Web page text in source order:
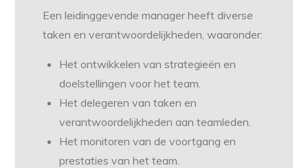
Een leidinggevende manager heeft diverse
taken en verantwoordelijkheden, waaronder:
Het ontwikkelen van strategieën en
doelstellingen voor het team.
Het delegeren van taken en
verantwoordelijkheden aan teamleden.
Het monitoren van de voortgang en
prestaties van het team.